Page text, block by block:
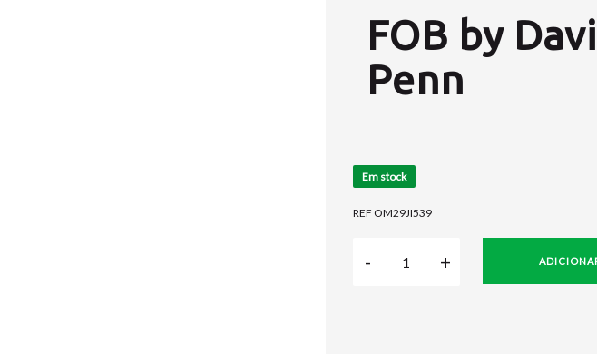
FOB by
Penn
Em stock
REF OM29JI539